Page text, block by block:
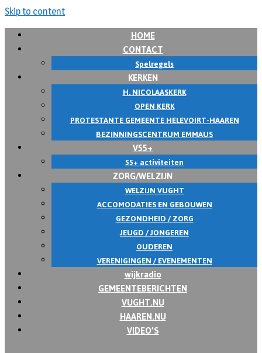
Skip to content
HOME
CONTACT
Spelregels
KERKEN
H. NICOLAASKERK
OPEN KERK
PROTESTANTE GEMEENTE HELEVOIRT-HAAREN
BEZINNINGSCENTRUM EMMAUS
V55+
55+ activiteiten
ZORG/WELZIJN
WELZIJN VUGHT
ACCOMODATIES EN GEBOUWEN
GEZONDHEID / ZORG
JEUGD / JONGEREN
OUDEREN
VERENIGINGEN / EVENEMENTEN
wijkradio
GEMEENTEBERICHTEN
VUGHT.NU
HAAREN.NU
VIDEO’S